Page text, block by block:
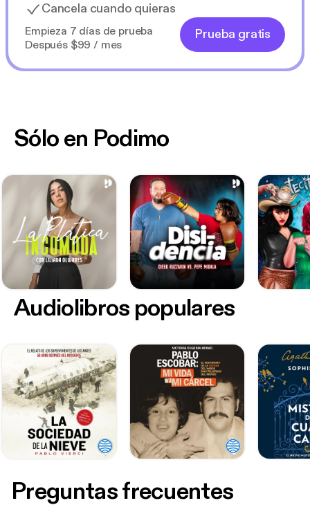
Cancela cuando quieras
Empieza 7 días de prueba
Después $99 / mes
Prueba gratis
Sólo en Podimo
Audiolibros populares
Preguntas frecuentes